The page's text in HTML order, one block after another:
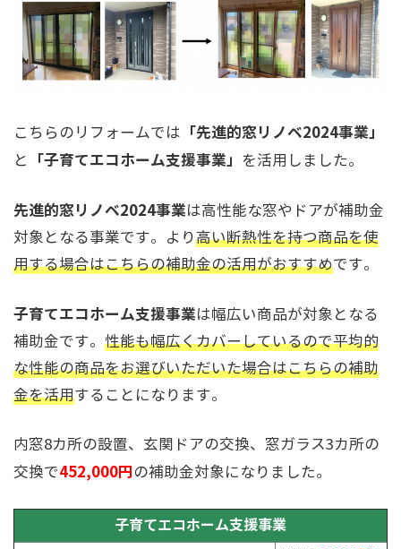
こちらのリフォームでは 「先進的窓リノベ2024事業」
と 「子育てエコホーム支援事業」 を活用しました。
先進的窓リノベ2024事業は高性能な窓やドアが補助金
対象となる事業です。より高い断熱性を持つ商品を使
用する場合はこちらの補助金の活用がおすすめです。
子育てエコホーム支援事業は幅広い商品が対象となる
補助金です。 性能も幅広くカバーしているので平均的
な性能の商品をお選びいただいた場合はこちらの補助
金を活用することになります。
内窓8カ所の設置、玄関ドアの交換、窓ガラス3カ所の
交換で452,000円の補助金対象になりました。
子育てエコホーム支援事業